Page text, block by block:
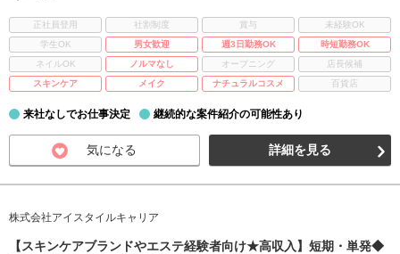
正社員登用 社割制度 賞与
未経験OK
学生OK
男女歓迎 週3日勤務OK
時短勤務OK
ネイルOK
ノルマなし オープニング
店長候補
スキンケア
メイク ナチュラルコスメ 百貨店
来社なしでお仕事決定 継続的な案件紹介の可能性あり
気になる 詳細を見る
株式会社アイスタイルキャリア
【スキンケアブランドやエステ経験者向け★高収入】短期・単発◆